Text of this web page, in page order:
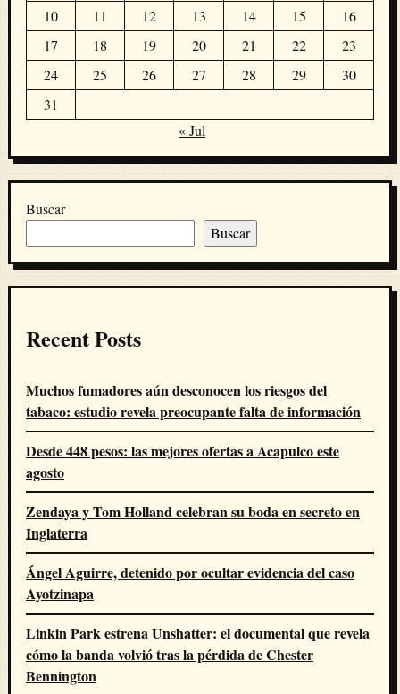
10
11 12 13 14 15
16
17
18 19 20 21 22
23
24
25 26 27 28 29
30
31
« Jul
Buscar
Buscar
Recent Posts
Muchos fumadores aún desconocen los riesgos del
tabaco: estudio revela preocupante falta de información
Desde 448 pesos: las mejores ofertas a Acapulco este
agosto
Zendaya y Tom Holland celebran su boda en secreto en
Inglaterra
Ángel Aguirre, detenido por ocultar evidencia del caso
Ayotzinapa
Linkin Park estrena Unshatter: el documental que revela
cómo la banda volvió tras la pérdida de Chester
Bennington